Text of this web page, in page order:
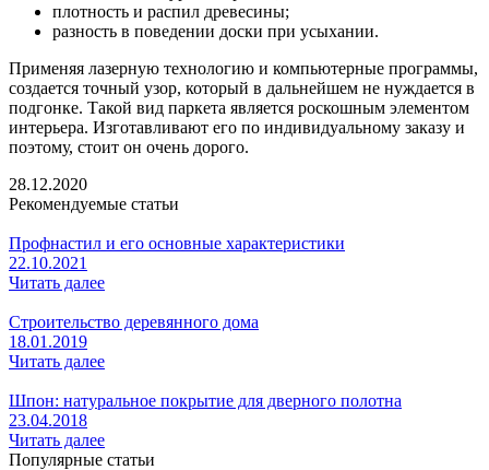
плотность и распил древесины;
разность в поведении доски при усыхании.
Применяя лазерную технологию и компьютерные программы,
создается точный узор, который в дальнейшем не нуждается в
подгонке. Такой вид паркета является роскошным элементом
интерьера. Изготавливают его по индивидуальному заказу и
поэтому, стоит он очень дорого.
28.12.2020
Рекомендуемые статьи
Профнастил и его основные характеристики
22.10.2021
Читать далее
Строительство деревянного дома
18.01.2019
Читать далее
Шпон: натуральное покрытие для дверного полотна
23.04.2018
Читать далее
Популярные статьи